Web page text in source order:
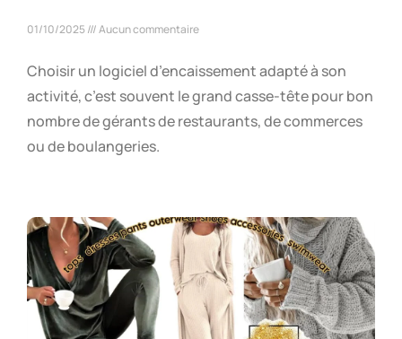
01/10/2025 Aucun commentaire
Choisir un logiciel d’encaissement adapté à son
activité, c’est souvent le grand casse-tête pour bon
nombre de gérants de restaurants, de commerces
ou de boulangeries.